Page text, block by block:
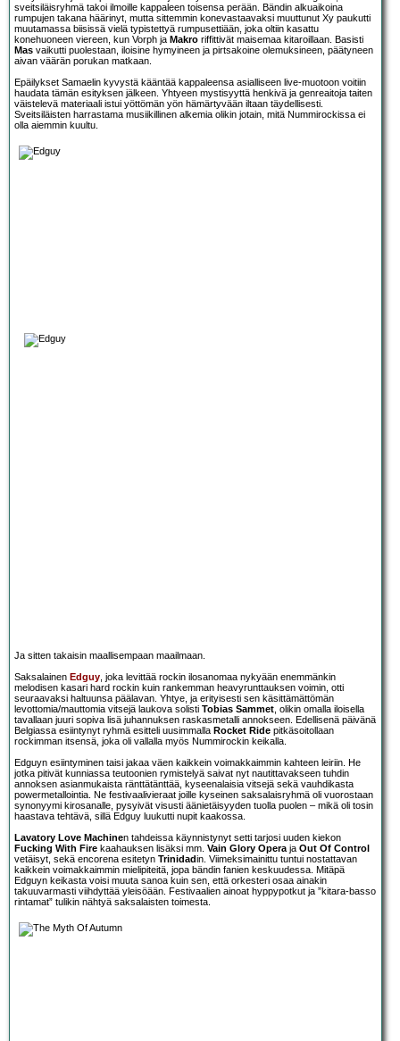
sveitsiläisryhmä takoi ilmoille kappaleen toisensa perään. Bändin alkuaikoina
rumpujen takana häärinyt, mutta sittemmin konevastaavaksi muuttunut Xy paukutti
muutamassa biisissä vielä typistettyä rumpusettiään, joka oltiin kasattu
konehuoneen viereen, kun Vorph ja Makro riffittivät maisemaa kitaroillaan. Basisti
Mas vaikutti puolestaan, iloisine hymyineen ja pirtsakoine olemuksineen, päätyneen
aivan väärän porukan matkaan.
Epäilykset Samaelin kyvystä kääntää kappaleensa asialliseen live-muotoon voitiin
haudata tämän esityksen jälkeen. Yhtyeen mystisyyttä henkivä ja genreaitoja taiten
väistelevä materiaali istui yöttömän yön hämärtyvään iltaan täydellisesti.
Sveitsiläisten harrastama musiikillinen alkemia olikin jotain, mitä Nummirockissa ei
olla aiemmin kuultu.
Ja sitten takaisin maallisempaan maailmaan.
Saksalainen Edguy, joka levittää rockin ilosanomaa nykyään enemmänkin
melodisen kasari hard rockin kuin rankemman heavyrunttauksen voimin, otti
seuraavaksi haltuunsa päälavan. Yhtye, ja erityisesti sen käsittämättömän
levottomia/mauttomia vitsejä laukova solisti Tobias Sammet, olikin omalla iloisella
tavallaan juuri sopiva lisä juhannuksen raskasmetalli annokseen. Edellisenä päivänä
Belgiassa esiintynyt ryhmä esitteli uusimmalla Rocket Ride pitkäsoitollaan
rockimman itsensä, joka oli vallalla myös Nummirockin keikalla.
Edguyn esiintyminen taisi jakaa väen kaikkein voimakkaimmin kahteen leiriin. He
jotka pitivät kunniassa teutoonien rymistelyä saivat nyt nautittavakseen tuhdin
annoksen asianmukaista ränttätänttää, kyseenalaisia vitsejä sekä vauhdikasta
powermetallointia. Ne festivaalivieraat joille kyseinen saksalaisryhmä oli vuorostaan
synonyymi kirosanalle, pysyivät visusti äänietäisyyden tuolla puolen – mikä oli tosin
haastava tehtävä, sillä Edguy luukutti nupit kaakossa.
Lavatory Love Machinen tahdeissa käynnistynyt setti tarjosi uuden kiekon
Fucking With Fire kaahauksen lisäksi mm. Vain Glory Operaja Out Of Control
vetäisyt, sekä encorena esitetyn Trinidadin. Viimeksimainittu tuntui nostattavan
kaikkein voimakkaimmin mielipiteitä, jopa bändin fanien keskuudessa. Mitäpä
Edguyn keikasta voisi muuta sanoa kuin sen, että orkesteri osaa ainakin
takuuvarmasti viihdyttää yleisöään. Festivaalien ainoat hyppypotkut ja ”kitara-basso
rintamat” tulikin nähtyä saksalaisten toimesta.